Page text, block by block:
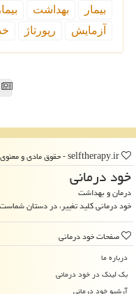
بیمار بهداشت
آزمایش
رپورتاژ
خود درمانی
درمان و بهداشت
خود درمانی کلید تغییر، در دستان شماست
صفحات خود درمانی
درباره ما
بک لینک در خود درمانی
آرشیو خود درمانی